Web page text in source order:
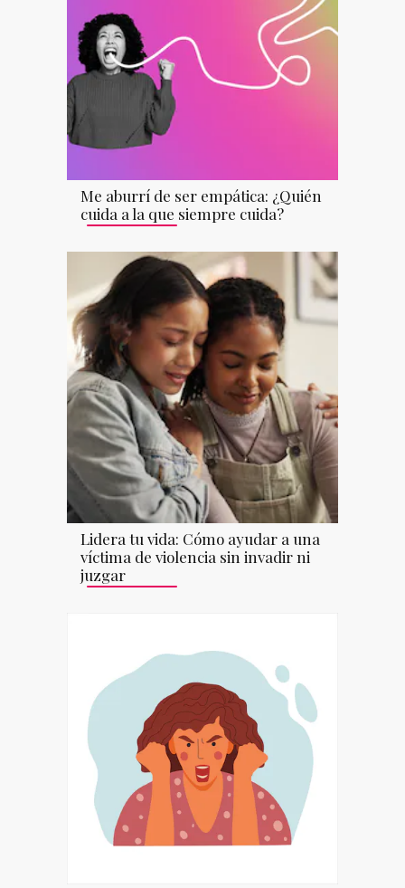
Me aburrí de ser empática: ¿Quién
cuida a la que siempre cuida?
Lidera tu vida: Cómo ayudar a una
víctima de violencia sin invadir ni
juzgar